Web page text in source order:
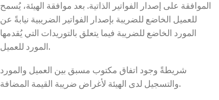
الموافقة على إصدار الفواتير الذاتية. بعد موافقة الهيئة، يُسمح
للعميل الخاضع للضريبة بإصدار الفواتير الضريبية نيابةً عن
المورد الخاضع للضريبة فيما يتعلق بالتوريدات التي يُقدمها
المورد للعميل.
شريطةً وجود اتفاق مكتوب مسبق بين العميل والمورد
والتسجيل لدى الهيئة لأغراض ضريبة القيمة المضافة.